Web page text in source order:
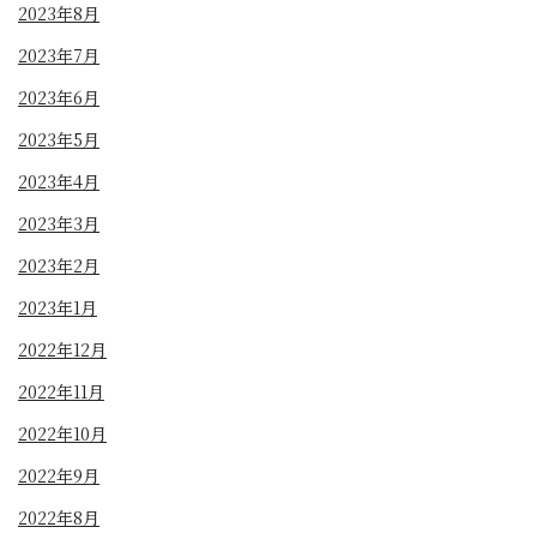
2023年8月
2023年7月
2023年6月
2023年5月
2023年4月
2023年3月
2023年2月
2023年1月
2022年12月
2022年11月
2022年10月
2022年9月
2022年8月